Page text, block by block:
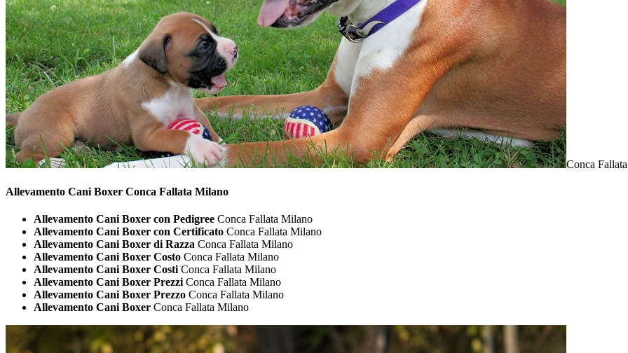
Conca
Allevamento Cani Boxer Conca Fallata Milano
Allevamento Cani Boxer con Pedigree Conca Fallata Milano
Allevamento Cani Boxer con Certificato Conca Fallata Milano
Allevamento Cani Boxer di Razza Conca Fallata Milano
Allevamento Cani Boxer Costo Conca Fallata Milano
Allevamento Cani Boxer Costi Conca Fallata Milano
Allevamento Cani Boxer Prezzi Conca Fallata Milano
Allevamento Cani Boxer Prezzo Conca Fallata Milano
Allevamento Cani Boxer Conca Fallata Milano